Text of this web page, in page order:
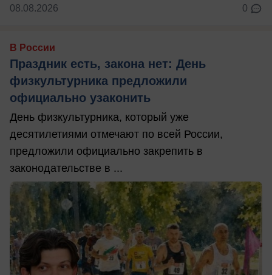
08.08.2026 0
В России
Праздник есть, закона нет: День
физкультурника предложили
официально узаконить
День физкультурника, который уже
десятилетиями отмечают по всей России,
предложили официально закрепить в
законодательстве в ...